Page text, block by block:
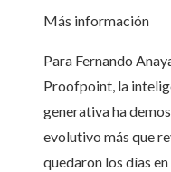
Más información
Para Fernando
Proofpoint, la
generativa ha
evolutivo más que
quedaron los días en